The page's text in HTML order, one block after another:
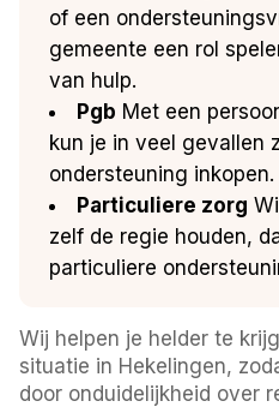
of een
gemeente een rol
van hulp.
Pgb Met een
kun je in veel gevallen
ondersteuning inkopen.
Particuliere zorg
zelf de regie houden,
particuliere
Wij helpen je helder te
situatie in Hekelingen,
door onduidelijkheid over